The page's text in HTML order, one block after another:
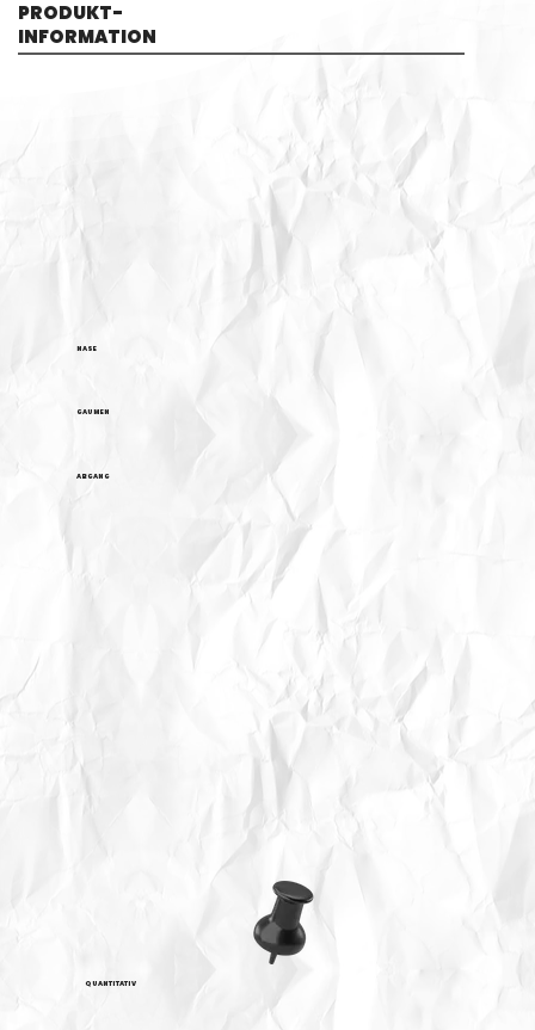
NASE
GAUMEN
ABGANG
QUANTITATIV
PRODUKT-
INFORMATION